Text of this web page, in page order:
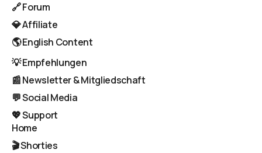
🔗 Forum
💎 Affiliate
🌎 English Content
💡 Empfehlungen
📰 Newsletter & Mitgliedschaft
💬 Social Media
💖 Support
Home
🎬 Shorties